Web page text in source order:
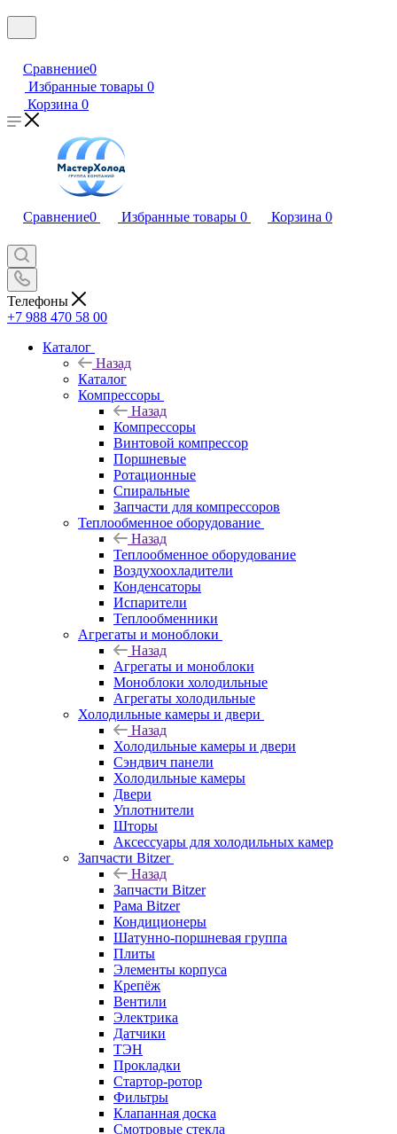
Сравнение0
Избранные товары 0
Корзина 0
Сравнение0 Избранные товары 0 Корзина 0
Телефоны
+7 988 470 58 00
Каталог
Назад
Каталог
Компрессоры
Назад
Компрессоры
Винтовой компрессор
Поршневые
Ротационные
Спиральные
Запчасти для компрессоров
Теплообменное оборудование
Назад
Теплообменное оборудование
Воздухоохладители
Конденсаторы
Испарители
Теплообменники
Агрегаты и моноблоки
Назад
Агрегаты и моноблоки
Моноблоки холодильные
Агрегаты холодильные
Холодильные камеры и двери
Назад
Холодильные камеры и двери
Сэндвич панели
Холодильные камеры
Двери
Уплотнители
Шторы
Аксессуары для холодильных камер
Запчасти Bitzer
Назад
Запчасти Bitzer
Рама Bitzer
Кондиционеры
Шатунно-поршневая группа
Плиты
Элементы корпуса
Крепёж
Вентили
Электрика
Датчики
ТЭН
Прокладки
Стартор-ротор
Фильтры
Клапанная доска
Смотровые стекла